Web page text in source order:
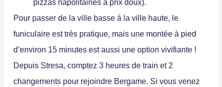
pizzas napolitaines à prix doux).
Pour passer de la ville basse à la ville haute, le
funiculaire est très pratique, mais une montée à pied
d’environ 15 minutes est aussi une option vivifiante !
Depuis Stresa, comptez 3 heures de train et 2
changements pour rejoindre Bergame. Si vous venez